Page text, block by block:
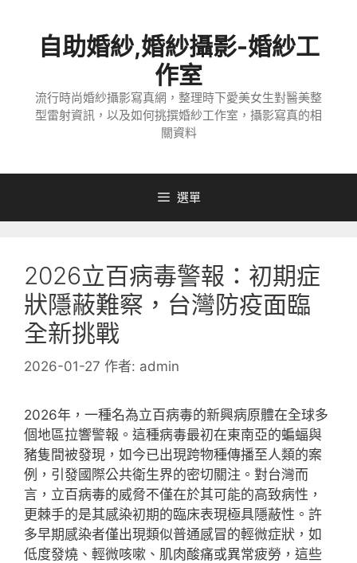
自助婚紗,婚紗攝影-婚紗工
作室
流行時尚婚紗攝影寫真網，整理時下愛美女生對醫美整
型雷射資訊，以及如何挑撰婚紗工作室，攝影寫真的相
關資料
選單
2026立百病毒警報：初期症
狀隱蔽難察，台灣防疫面臨
全新挑戰
2026-01-27 作者: admin
2026年，一種名為立百病毒的新興病原體在全球多
個地區拉響警報。這種病毒最初在東南亞的蝙蝠與
豬隻間被發現，如今已出現跨物種傳播至人類的案
例，引發國際公共衛生界的密切關注。對台灣而
言，立百病毒的威脅不僅在於其可能的高致病性，
更棘手的是其感染初期的臨床表現極具隱蔽性。許
多早期感染者僅出現類似普通感冒的輕微症狀，如
低度發燒、輕微咳嗽、肌肉酸痛或異常疲勞，這些